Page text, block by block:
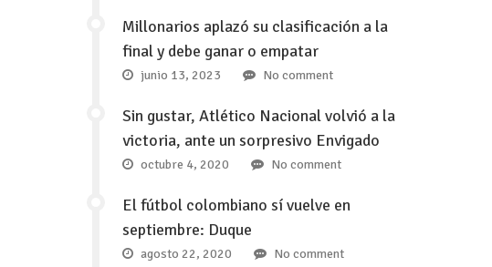
Millonarios aplazó su clasificación a la
final y debe ganar o empatar
junio 13, 2023 No comment
Sin gustar, Atlético Nacional volvió a la
victoria, ante un sorpresivo Envigado
octubre 4, 2020 No comment
El fútbol colombiano sí vuelve en
septiembre: Duque
agosto 22, 2020 No comment